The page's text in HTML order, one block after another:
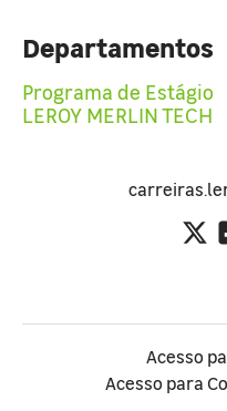
Departamentos
Programa de Estágio
LEROY MERLIN TECH
Acesso
Acesso para